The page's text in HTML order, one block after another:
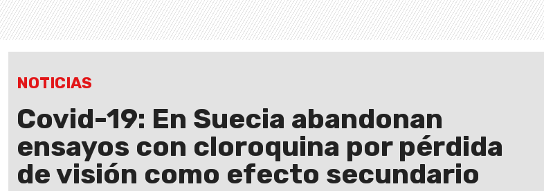
NOTICIAS
Covid-19: En Suecia abandonan
ensayos con cloroquina por pérdida
de visión como efecto secundario